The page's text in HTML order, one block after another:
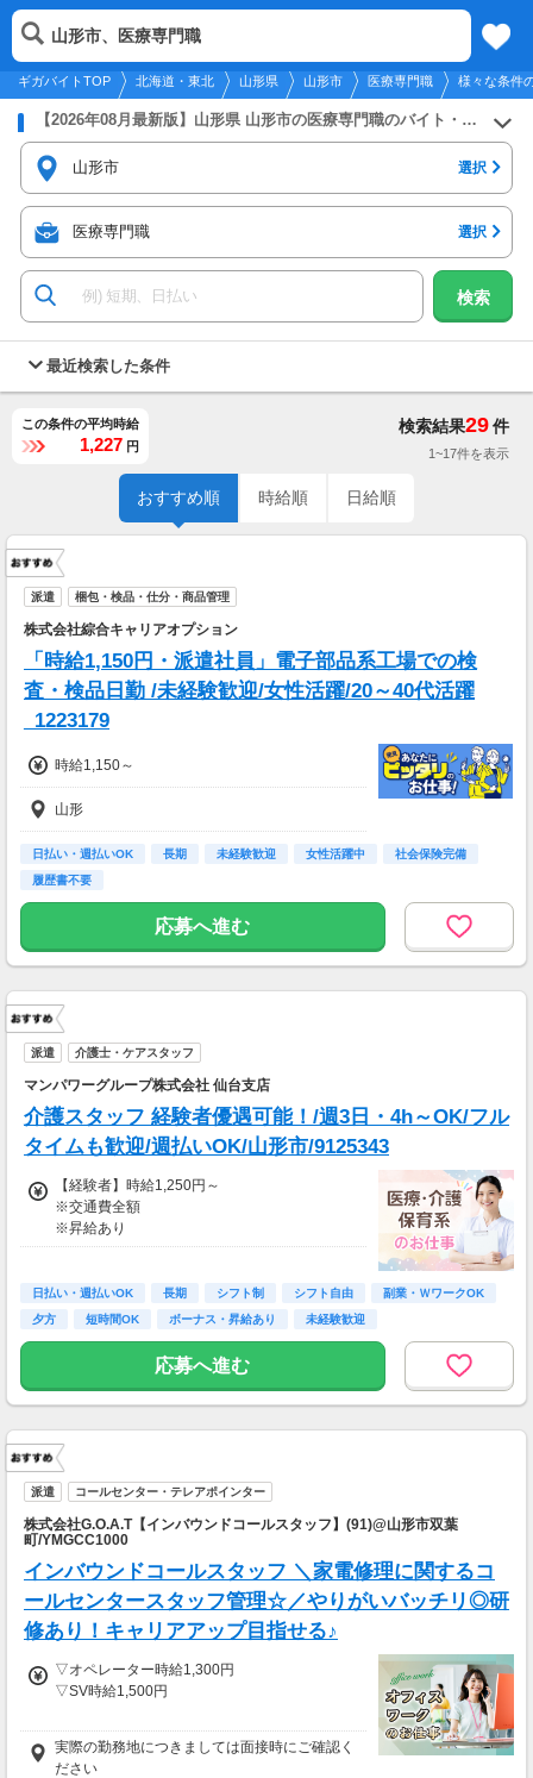
2026年8月8日更新
北海道・東北
メニュー
ギガバイトTOP 北海道・東北 山形県 山形市 医療専門職 様々な条件
山形市、医療専門職
【2026年08月最新版】山形県 山形市の医療専門職のバイト・アルバイト・パートの求人募集情報
山形市 選択
医療専門職 選択
検索
最近検索した条件
この条件の平均時給
1,227 円
検索結果29件
1~17件を表示
おすすめ順 時給順 日給順
派遣 梱包・検品・仕分・商品管理
株式会社綜合キャリアオプション
「時給1,150円・派遣社員」電子部品系工場での検
査・検品日勤 /未経験歓迎/女性活躍/20～40代活躍
_1223179
時給1,150～
山形
日払い・週払いOK 長期 未経験歓迎 女性活躍中
社会保険完備
履歴書不要
応募へ進む
派遣 介護士・ケアスタッフ
マンパワーグループ株式会社 仙台支店
介護スタッフ 経験者優遇可能！/週3日・4h～OK/フル
タイムも歓迎/週払いOK/山形市/9125343
【経験者】時給1,250円～
※交通費全額
※昇給あり
◎日勤／経験者の場合
・日収(1,250*8)円（時給1,250円×8h）
とも！
※資格手当あり（時給50円～UP/資格の種類に
よって異なる）
支払方法：週払い
※週払いOK（規定あり）
→金曜日締め最短翌週火曜日にお給料GET♪
（稼働開始時は手続き完了次第となります）
交通費：別途全額支給
合あり（応相談）
日払い・週払いOK 長期 シフト制 シフト自由
副業・ＷワークOK
夕方
短時間OK ボーナス・昇給あり 未経験歓迎
応募へ進む
派遣 コールセンター・テレアポインター
株式会社G.O.A.T【インバウンドコールスタッフ】(91)@山形市双葉
町/YMGCC1000
インバウンドコールスタッフ ＼家電修理に関するコ
ールセンタースタッフ管理☆／やりがいバッチリ◎研
修あり！キャリアアップ目指せる♪
▽オペレーター時給1,300円
▽SV時給1,500円
■交通費支給(規定)
■日払いOK(規定)
実際の勤務地につきましては面接時にご確認く
ださい